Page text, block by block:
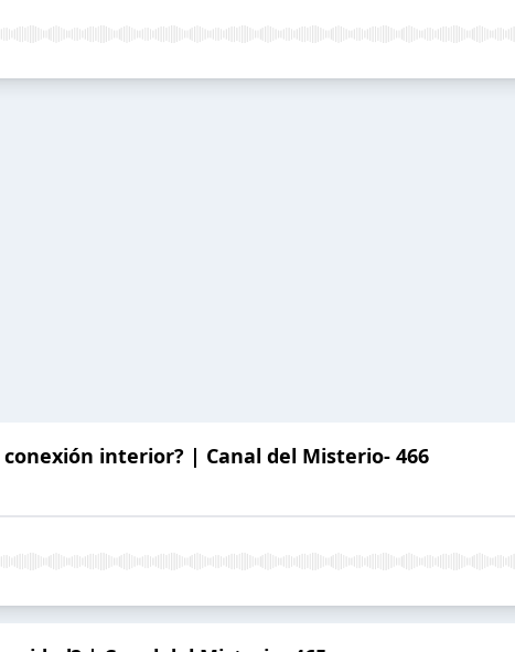
interior? | Canal del Misterio- 466